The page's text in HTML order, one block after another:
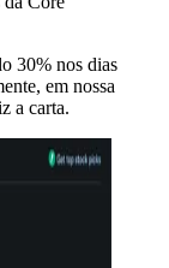
30% nos dias
em nossa
a carta.